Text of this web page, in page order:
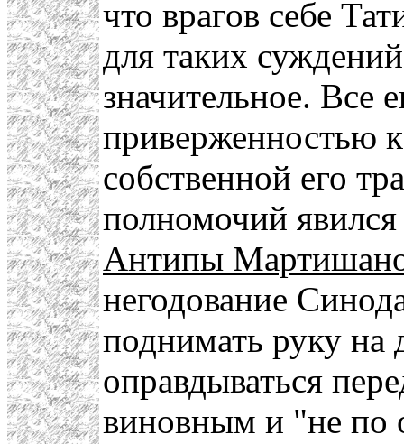
что врагов себе
для таких
значительное. Все
приверженностью
собственной его
полномочий
Антипы
негодование
поднимать руку
оправдываться
виновным и "не по